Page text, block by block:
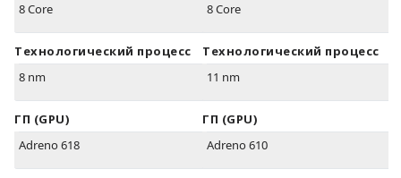
8 Core
Технологический процесс
8 nm
ГП (GPU)
Adreno 618
8 Core
Технологический процесс
11 nm
ГП (GPU)
Adreno 610